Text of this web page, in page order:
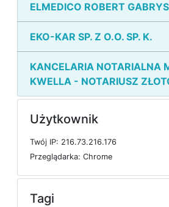
ELMEDICO ROBERT
EKO-KAR SP. Z O.O. SP. K.
KANCELARIA NOTARIALNA
KWELLA - NOTARIUSZ
Użytkownik
Twój IP: 216.73.216.176
Przeglądarka: Chrome
Tagi